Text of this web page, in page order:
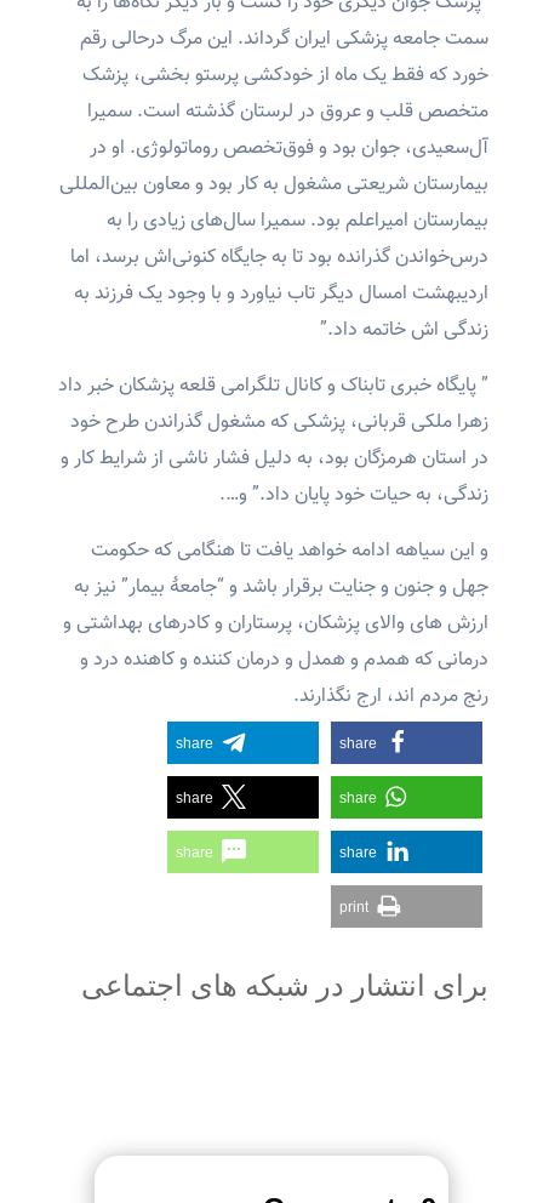
سمت جامعه پزشکی ایران گرداند. این مرگ درحالی رقم
خورد که فقط یک ماه از خودکشی پرستو بخشی، پزشک
متخصص قلب و عروق در لرستان گذشته است. سمیرا
آل‌سعیدی، جوان بود و فوق‌تخصص روماتولوژی. او در
بیمارستان شریعتی مشغول به کار بود و معاون بین‌المللی
بیمارستان امیراعلم بود. سمیرا سال‌های زیادی را به
درس‌خواندن گذرانده بود تا به جایگاه کنونی‌اش برسد، اما
اردیبهشت امسال دیگر تاب نیاورد و با وجود یک فرزند به
زندگی اش خاتمه داد.”
” پایگاه خبری تابناک و کانال تلگرامی قلعه پزشکان خبر داد
زهرا ملکی قربانی، پزشکی که مشغول گذراندن طرح خود
در استان هرمزگان بود، به دلیل فشار ناشی از شرایط کار و
زندگی، به حیات خود پایان داد.” و….
و این سیاهه ادامه خواهد یافت تا هنگامی که حکومت
جهل و جنون و جنایت برقرار باشد و “جامعۀ بیمار” نیز به
ارزش های والای پزشکان، پرستاران و کادرهای بهداشتی و
درمانی که همدم و همدل و درمان کننده و کاهنده درد و
رنج مردم اند، ارج نگذارند.
share
share
share
share
share
share
print
برای انتشار در شبکه های اجتماعی